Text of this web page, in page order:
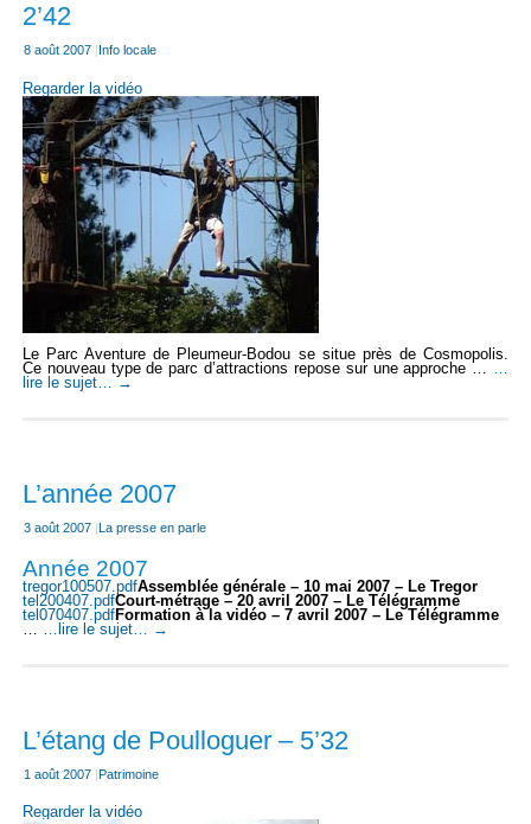
2’42
8 août 2007 Info locale
Regarder la vidéo
Le Parc Aventure de Pleumeur-Bodou se situe près de Cosmopolis.
Ce nouveau type de parc d’attractions repose sur une approche … …
lire le sujet… →
L’année 2007
3 août 2007 |La presse en parle
Année 2007
tregor100507.pdfAssemblée générale – 10 mai 2007 – Le Tregor
tel200407.pdfCourt-métrage – 20 avril 2007 – Le Télégramme
tel070407.pdfFormation à la vidéo – 7 avril 2007 – Le Télégramme
… …lire le sujet… →
L’étang de Poulloguer – 5’32
1 août 2007 |Patrimoine
Regarder la vidéo